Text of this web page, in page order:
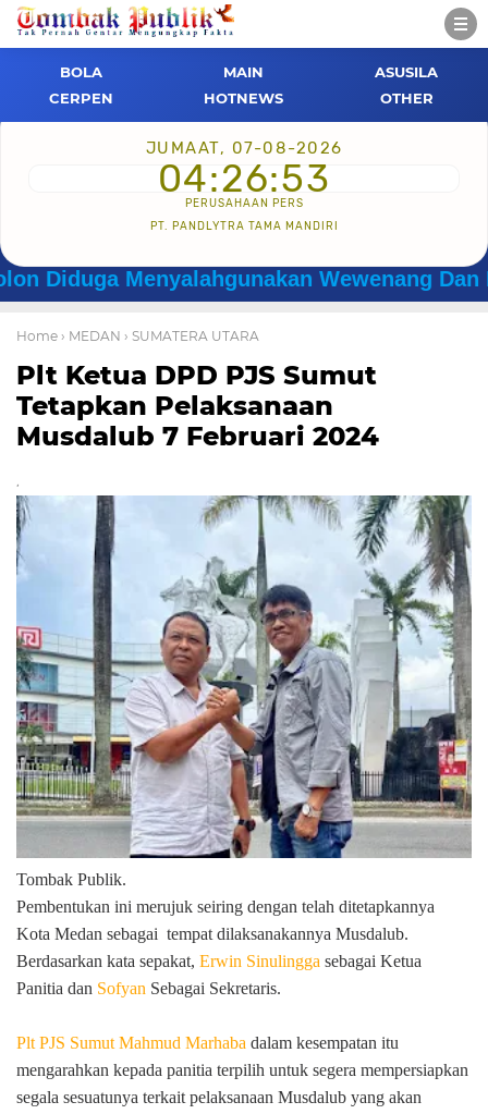
BOLA MAIN
ASUSILA
CERPEN
HOTNEWS OTHER
JUMAAT, 07-08-2026
04:26:53
PERUSAHAAN PERS
PT. PANDLYTRA TAMA MANDIRI
Menyalahgunakan Wewenang Dan
Home › MEDAN › SUMATERA UTARA
Plt Ketua DPD PJS Sumut
Tetapkan Pelaksanaan
Musdalub 7 Februari 2024
Tombak Publik.
Pembentukan ini merujuk seiring dengan telah ditetapkannya
Kota Medan sebagai tempat dilaksanakannya Musdalub.
Berdasarkan kata sepakat, Erwin Sinulingga sebagai Ketua
Panitia dan Sofyan Sebagai Sekretaris.
Plt PJS Sumut Mahmud Marhaba dalam kesempatan itu
mengarahkan kepada panitia terpilih untuk segera mempersiapkan
segala sesuatunya terkait pelaksanaan Musdalub yang akan